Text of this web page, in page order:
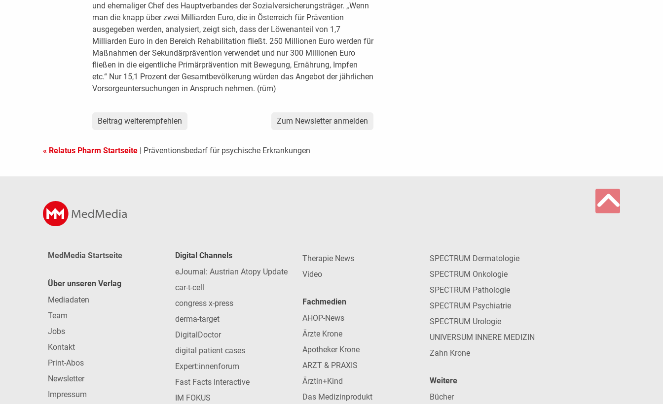
und ehemaliger Chef des Hauptverbandes der Sozialversicherungsträger. „Wenn
man die knapp über zwei Milliarden Euro, die in Österreich für Prävention
ausgegeben werden, analysiert, zeigt sich, dass der Löwenanteil von 1,7
Milliarden Euro in den Bereich Rehabilitation fließt. 250 Millionen Euro werden für
Maßnahmen der Sekundärprävention verwendet und nur 300 Millionen Euro
fließen in die eigentliche Primärprävention mit Bewegung, Ernährung, Impfen
etc.“ Nur 15,1 Prozent der Gesamtbevölkerung würden das Angebot der jährlichen
Vorsorgeuntersuchungen in Anspruch nehmen. (rüm)
Beitrag weiterempfehlen Zum Newsletter anmelden
« Relatus Pharm Startseite | Präventionsbedarf für psychische Erkrankungen
MedMedia Startseite
Über unseren Verlag
Mediadaten
Team
Jobs
Kontakt
Print-Abos
Newsletter
Impressum
Digital Channels
eJournal: Austrian Atopy Update
car-t-cell
congress x-press
derma-target
DigitalDoctor
digital patient cases
Expert:innenforum
Fast Facts Interactive
IM FOKUS
Therapie News
Video
Fachmedien
AHOP-News
Ärzte Krone
Apotheker Krone
ARZT & PRAXIS
Ärztin+Kind
Das Medizinprodukt
SPECTRUM Dermatologie
SPECTRUM Onkologie
SPECTRUM Pathologie
SPECTRUM Psychiatrie
SPECTRUM Urologie
UNIVERSUM INNERE MEDIZIN
Zahn Krone
Weitere
Bücher